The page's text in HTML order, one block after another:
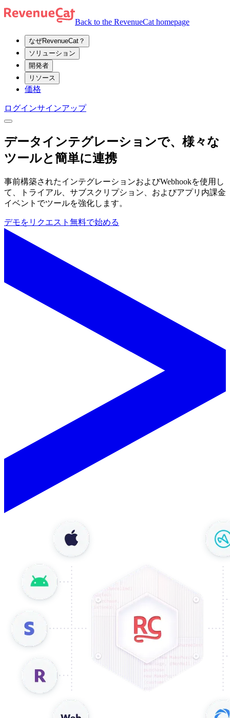
Back to the RevenueCat homepage
なぜRevenueCat？
ソリューション
開発者
リソース
価格
ログインサインアップ
データインテグレーションで、様々な
ツールと簡単に連携
事前構築されたインテグレーションおよびWebhookを使用し
て、トライアル、サブスクリプション、およびアプリ内課金
イベントでツールを強化します。
デモをリクエスト 無料で始める